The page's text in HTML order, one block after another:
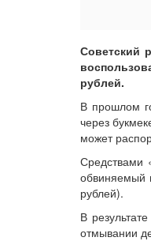
Советский
рублей.
В прошлом
через
может
Средствами
обвиняемый
рублей).
В
отмывании